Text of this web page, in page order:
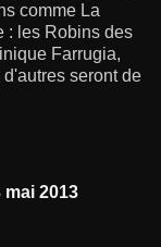
comme La
: les Robins des
Farrugia,
seront de
mai 2013